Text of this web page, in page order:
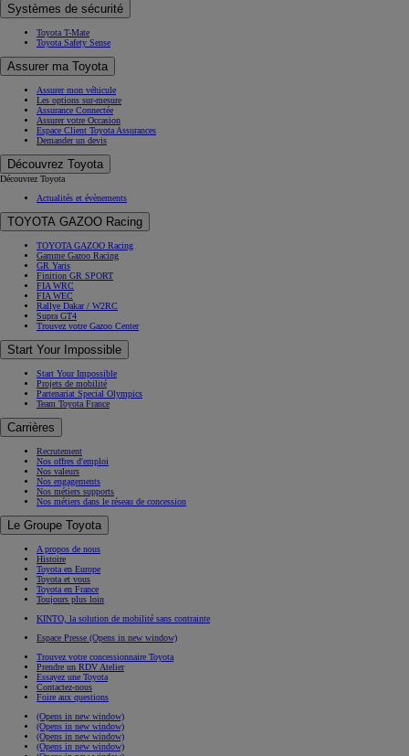
Systèmes de sécurité
Toyota T-Mate
Toyota Safety Sense
Assurer ma Toyota
Assurer mon véhicule
Les options sur-mesure
Assurance Connectée
Assurer votre Occasion
Espace Client Toyota Assurances
Demander un devis
Découvrez Toyota
Découvrez Toyota
Actualités et évènements
TOYOTA GAZOO Racing
TOYOTA GAZOO Racing
Gamme Gazoo Racing
GR Yaris
Finition GR SPORT
FIA WRC
FIA WEC
Rallye Dakar / W2RC
Supra GT4
Trouvez votre Gazoo Center
Start Your Impossible
Start Your Impossible
Projets de mobilité
Partenariat Special Olympics
Team Toyota France
Carrières
Recrutement
Nos offres d'emploi
Nos valeurs
Nos engagements
Nos métiers supports
Nos métiers dans le réseau de concession
Le Groupe Toyota
A propos de nous
Histoire
Toyota en Europe
Toyota et vous
Toyota en France
Toujours plus loin
KINTO, la solution de mobilité sans contrainte
Espace Presse (Opens in new window)
Trouvez votre concessionnaire Toyota
Prendre un RDV Atelier
Essayez une Toyota
Contactez-nous
Foire aux questions
(Opens in new window)
(Opens in new window)
(Opens in new window)
(Opens in new window)